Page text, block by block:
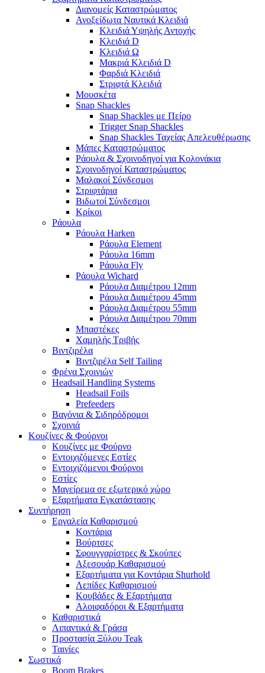
Διανομείς Καταστρώματος
Ανοξείδωτα Ναυτικά Κλειδιά
Κλειδιά Υψηλής Αντοχής
Κλειδιά D
Κλειδιά Ω
Μακριά Κλειδιά D
Φαρδιά Κλειδιά
Στριφτά Κλειδιά
Μουσκέτα
Snap Shackles
Snap Shackles με Πείρο
Trigger Snap Shackles
Snap Shackles Ταχείας Απελευθέρωσης
Μάπες Καταστρώματος
Ράουλα & Σχοινοδηγοί για Κολονάκια
Σχοινοδηγοί Καταστρώματος
Μαλακοί Σύνδεσμοι
Στριφτάρια
Βιδωτοί Σύνδεσμοι
Κρίκοι
Ράουλα
Ράουλα Harken
Ράουλα Element
Ράουλα 16mm
Ράουλα Fly
Ράουλα Wichard
Ράουλα Διαμέτρου 12mm
Ράουλα Διαμέτρου 45mm
Ράουλα Διαμέτρου 55mm
Ράουλα Διαμέτρου 70mm
Μπαστέκες
Χαμηλής Τριβής
Βιντζιρέλα
Βιντζιρέλα Self Tailing
Φρένα Σχοινιών
Headsail Handling Systems
Headsail Foils
Prefeeders
Βαγόνια & Σιδηρόδρομοι
Σχοινιά
Κουζίνες & Φούρνοι
Κουζίνες με Φούρνο
Εντοιχιζόμενες Εστίες
Εντοιχιζόμενοι Φούρνοι
Εστίες
Μαγείρεμα σε εξωτερικό χώρο
Εξαρτήματα Εγκατάστασης
Συντήρηση
Εργαλεία Καθαρισμού
Κοντάρια
Βούρτσες
Σφουγγαρίστρες & Σκούπες
Αξεσουάρ Καθαρισμού
Εξαρτήματα για Κοντάρια Shurhold
Λεπίδες Καθαρισμού
Κουβάδες & Εξαρτήματα
Αλοιφαδόροι & Εξαρτήματα
Καθαριστικά
Λιπαντικά & Γράσα
Προστασία Ξύλου Teak
Ταινίες
Σωστικά
Boom Brakes